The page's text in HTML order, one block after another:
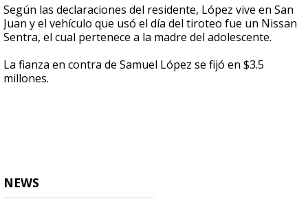
Según las declaraciones del residente, López vive en San
Juan y el vehículo que usó el día del tiroteo fue un Nissan
Sentra, el cual pertenece a la madre del adolescente.
La fianza en contra de Samuel López se fijó en $3.5
millones.
NEWS